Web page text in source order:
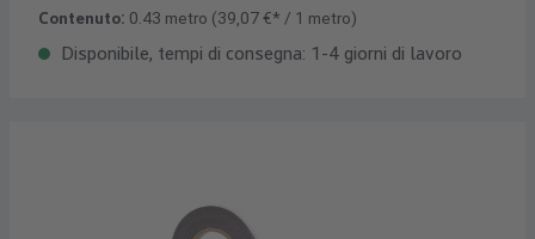
Contenuto: 0.43 metro (39,07 €* / 1 metro)
Disponibile, tempi di consegna: 1-4 giorni di lavoro